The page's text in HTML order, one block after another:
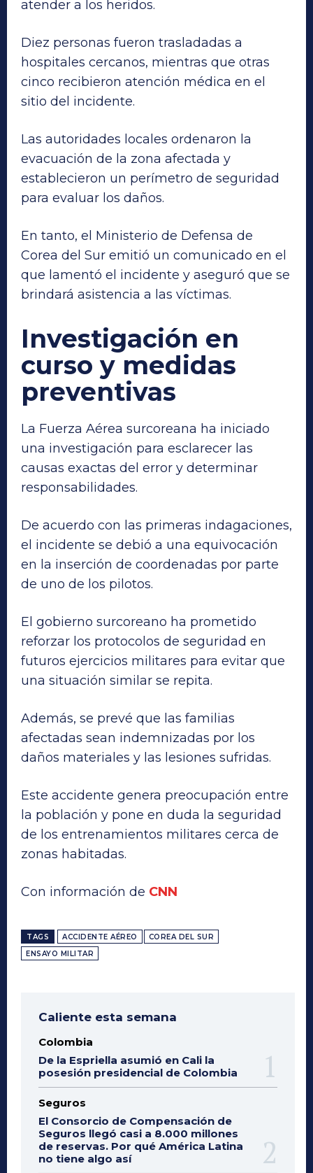
atender a los heridos.
Diez personas fueron trasladadas a
hospitales cercanos, mientras que otras
cinco recibieron atención médica en el
sitio del incidente.
Las autoridades locales ordenaron la
evacuación de la zona afectada y
establecieron un perímetro de seguridad
para evaluar los daños.
En tanto, el Ministerio de Defensa de
Corea del Sur emitió un comunicado en el
que lamentó el incidente y aseguró que se
brindará asistencia a las víctimas.
Investigación en
curso y medidas
preventivas
La Fuerza Aérea surcoreana ha iniciado
una investigación para esclarecer las
causas exactas del error y determinar
responsabilidades.
De acuerdo con las primeras indagaciones,
el incidente se debió a una equivocación
en la inserción de coordenadas por parte
de uno de los pilotos.
El gobierno surcoreano ha prometido
reforzar los protocolos de seguridad en
futuros ejercicios militares para evitar que
una situación similar se repita.
Además, se prevé que las familias
afectadas sean indemnizadas por los
daños materiales y las lesiones sufridas.
Este accidente genera preocupación entre
la población y pone en duda la seguridad
de los entrenamientos militares cerca de
zonas habitadas.
Con información de CNN
TAGS ACCIDENTE AÉREO
COREA DEL SUR
ENSAYO MILITAR
Caliente esta semana
Colombia
De la Espriella asumió en Cali la
posesión presidencial de Colombia
Seguros
El Consorcio de Compensación de
Seguros llegó casi a 8.000 millones
de reservas. Por qué América Latina
no tiene algo así